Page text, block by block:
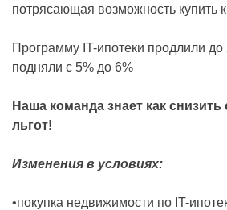
потрясающая возможность купить
Программу IT-ипотеки продлили до
подняли с 5% до 6%
Наша команда знает как снизить
льгот!
Изменения в условиях:
•покупка недвижимости по IT-